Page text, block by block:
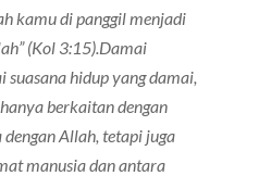
kamu di panggil menjadi
(Kol 3:15).Damai
suasana hidup yang damai,
berkaitan dengan
Allah, tetapi juga
manusia dan antara